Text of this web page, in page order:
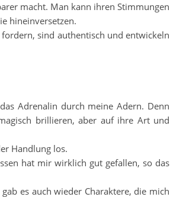
macht. Man kann ihren Stimmungen
hineinversetzen.
sind authentisch und entwickeln
Adrenalin durch meine Adern. Denn
brillieren, aber auf ihre Art und
Handlung los.
hat mir wirklich gut gefallen, so das
es auch wieder Charaktere, die mich